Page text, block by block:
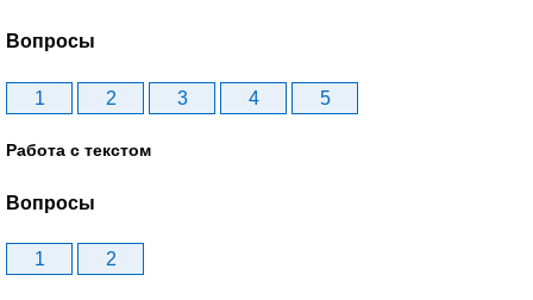
Вопросы
1 2 3 4 5
Работа с текстом
Вопросы
1 2